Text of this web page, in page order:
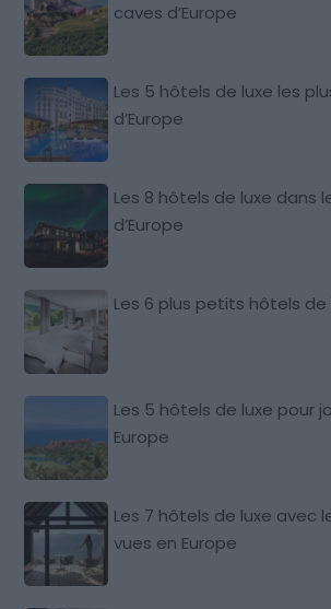
caves d’Europe
Les 5 hôtels de luxe les
d’Europe
Les 8 hôtels de luxe dans
d’Europe
Les 6 plus petits hôtels de
Les 5 hôtels de luxe pour
Europe
Les 7 hôtels de luxe avec
vues en Europe